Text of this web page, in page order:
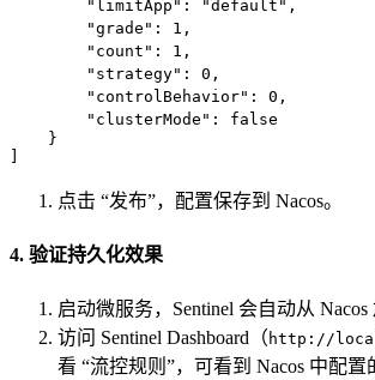
"limitApp" : "default" ,
"grade" : 1 ,
"count" : 1 ,
"strategy" : 0 ,
"controlBehavior" : 0 ,
"clusterMode" : false
}
点击 “发布”，配置保存到 Nacos。
4. 验证持久化效果
启动微服务，Sentinel 会自动从 Nacos
访问 Sentinel Dashboard（ http://
看 “流控规则”，可看到 Nacos 中配置